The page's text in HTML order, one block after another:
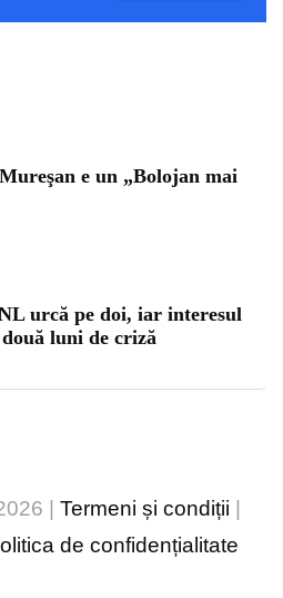
e un „Bolojan mai
urcă pe doi, iar interesul
luni de criză
| Termeni și condiții |
de confidențialitate